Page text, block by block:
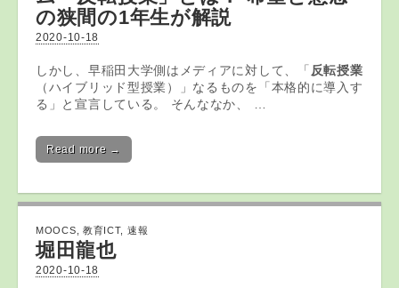
の狭間の1年生が解説
2020-10-18
しかし、早稲田大学側はメディアに対して、「 反転授業
（ハイブリッド型授業）」なるものを「本格的に導入す
る」と宣言している。 そんななか、 …
Read more →
MOOCS 教育ICT, 速報
堀田龍也
2020-10-18